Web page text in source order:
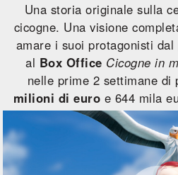
Una storia originale sulla
cicogne. Una visione
amare i suoi protagonisti
al Box Office Cicogne in
nelle prime 2 settimane di
milioni di euro e 644 mila